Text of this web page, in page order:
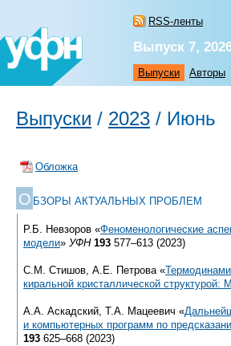
RSS-ленты
Выпуск 7,
Выпуски Авторы
Выпуски / 2023 / Июнь
Обложка
О БЗОРЫ АКТУАЛЬНЫХ ПРОБЛЕМ
Р.Б. Невзоров «Феноменологические
модели» УФН 193 577–613 (2023)
С.М. Стишов, А.Е. Петрова «
киральной кристаллической структурой:
А.А. Аскадский, Т.А. Мацеевич «
и компьютерных программ по
193 625–668 (2023)